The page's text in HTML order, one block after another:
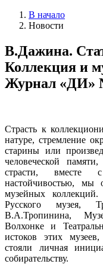
В начало
Новости
В.Дажина.
Коллекция и
Журнал «ДИ»
Страсть к
натуре, стремление
старины или
человеческой
страсти, вместе
настойчивостью, мы
музейных
Русского музея,
В.А.Тропинина,
Волхонке и
истоков этих
стояли личная
собирательству.